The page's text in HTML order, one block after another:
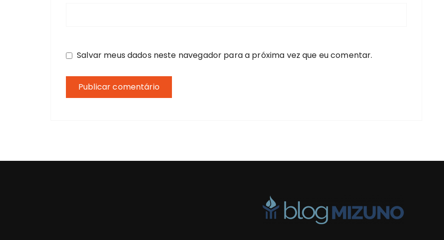
Salvar meus dados neste navegador para a próxima vez que eu comentar.